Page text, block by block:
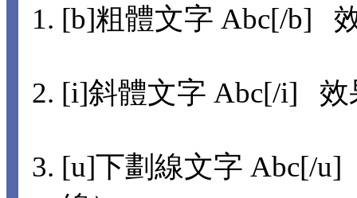
[b]粗體文字 Abc[/b]
[i]斜體文字 Abc[/i] 效
[u]下劃線文字 Abc[/